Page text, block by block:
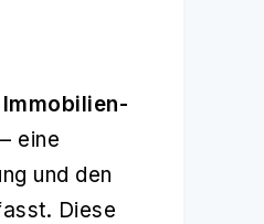
– eine
und den
Diese